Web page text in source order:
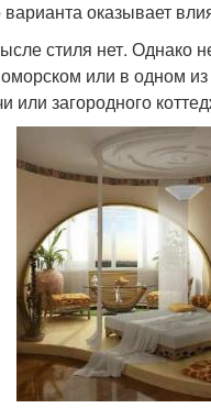
оказывает
стиля нет. Однако
или в одном из
или загородного